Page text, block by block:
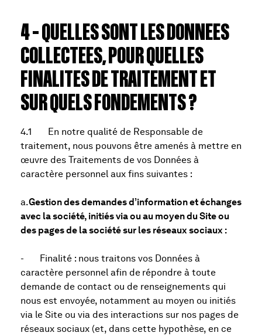
4 – QUELLES SONT LES DONNEES
COLLECTEES, POUR QUELLES
FINALITES DE TRAITEMENT ET
SUR QUELS FONDEMENTS ?
4.1 En notre qualité de Responsable de
traitement, nous pouvons être amenés à mettre en
œuvre des Traitements de vos Données à
caractère personnel aux fins suivantes :
a.Gestion des demandes d’information et échanges
avec la société, initiés via ou au moyen du Site ou
des pages de la société sur les réseaux sociaux :
- Finalité : nous traitons vos Données à
caractère personnel afin de répondre à toute
demande de contact ou de renseignements qui
nous est envoyée, notamment au moyen ou initiés
via le Site ou via des interactions sur nos pages de
réseaux sociaux (et, dans cette hypothèse, en ce